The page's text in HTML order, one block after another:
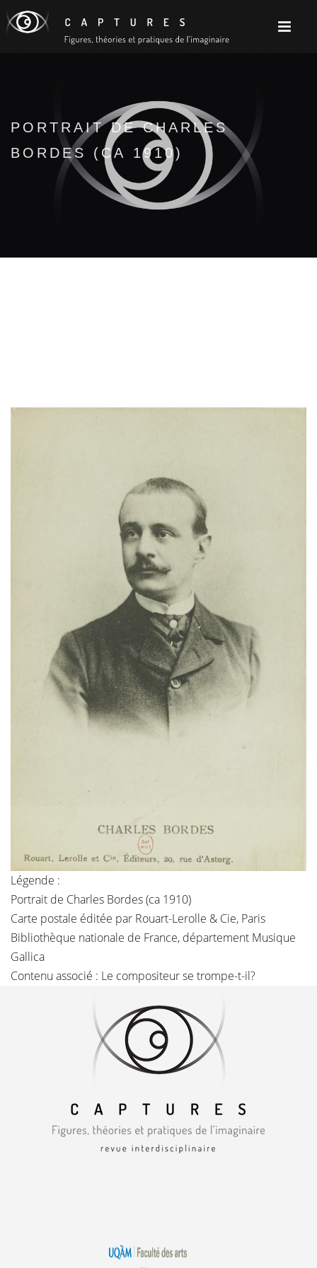
PORTRAIT DE CHARLES
BORDES (CA 1910)
Légende :
Portrait de Charles Bordes (ca 1910)
Carte postale éditée par Rouart-Lerolle & Cie, Paris
Bibliothèque nationale de France, département Musique
Gallica
Contenu associé : Le compositeur se trompe-t-il?